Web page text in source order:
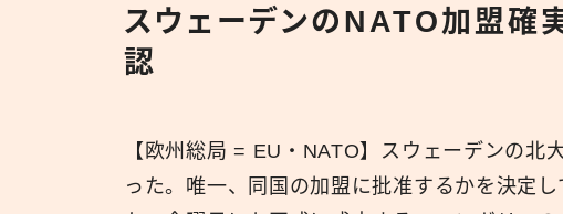
スウェーデンのNATO加盟
認
【欧州総局 = EU・NATO】スウェーデンの北
った。唯一、同国の加盟に批准するかを決定